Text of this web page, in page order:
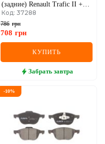
(задние) Renault Trafic II +
Opel Vivaro A 01->14 /
Renault Trafic III+ Opel
Vivaro B 14->
Код: 37288
786 грн
708 грн
КУПИТЬ
Забрать завтра
-10%